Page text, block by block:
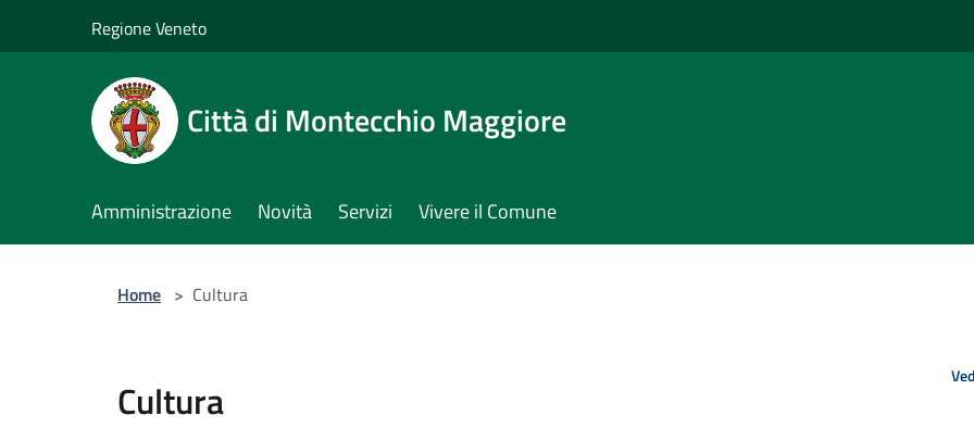
Regione Veneto
Città di Montecchio Maggiore
Amministrazione Novità Servizi Vivere il Comune
Home > Cultura
Cultura